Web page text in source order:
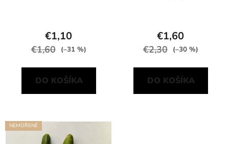
€1,10
€1,60 (–31 %)
DO KOŠÍKA
€1,60
€2,30 (–30 %)
DO KOŠÍKA
NEMOŘENÉ